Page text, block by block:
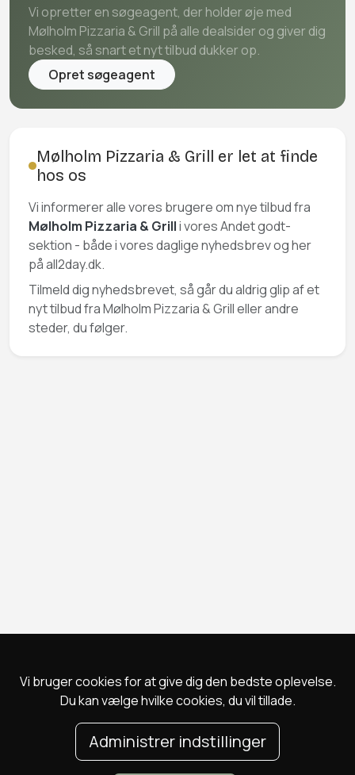
Vi bruger cookies for at give dig den bedste oplevelse.
Du kan vælge hvilke cookies, du vil tillade.
Administrer indstillinger
Vi opretter en søgeagent, der holder øje med
Mølholm Pizzaria & Grill på alle dealsider og giver dig
besked, så snart et nyt tilbud dukker op.
Opret søgeagent
Mølholm Pizzaria & Grill er let at finde
hos os
Vi informerer alle vores brugere om nye tilbud fra
Mølholm Pizzaria & Grilli vores Andet godt-
sektion - både i vores daglige nyhedsbrev og her
på all2day.dk.
Tilmeld dig nyhedsbrevet, så går du aldrig glip af et
nyt tilbud fra Mølholm Pizzaria & Grill eller andre
steder, du følger.